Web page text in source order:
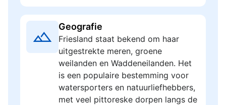
Geografie
Friesland staat bekend om haar
uitgestrekte meren, groene
weilanden en Waddeneilanden. Het
is een populaire bestemming voor
watersporters en natuurliefhebbers,
met veel pittoreske dorpen langs de